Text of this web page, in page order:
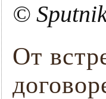
©
От